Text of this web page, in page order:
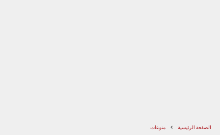
الصفحة الرئيسية منوعات